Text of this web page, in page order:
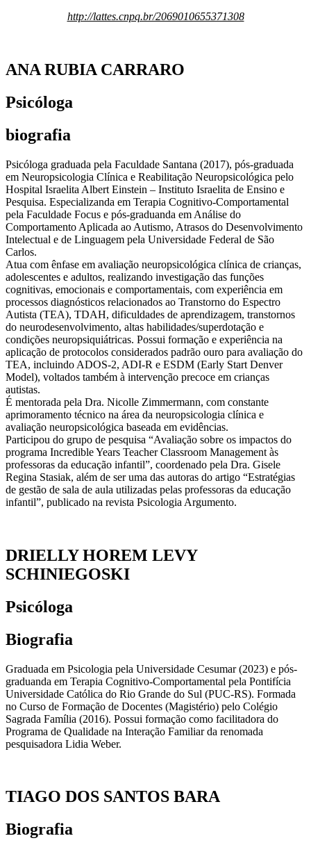
http://lattes.cnpq.br/2069010655371308
ANA RUBIA CARRARO
Psicóloga
biografia
Psicóloga graduada pela Faculdade Santana (2017), pós-graduada
em Neuropsicologia Clínica e Reabilitação Neuropsicológica pelo
Hospital Israelita Albert Einstein – Instituto Israelita de Ensino e
Pesquisa. Especializanda em Terapia Cognitivo-Comportamental
pela Faculdade Focus e pós-graduanda em Análise do
Comportamento Aplicada ao Autismo, Atrasos do Desenvolvimento
Intelectual e de Linguagem pela Universidade Federal de São
Carlos.
Atua com ênfase em avaliação neuropsicológica clínica de crianças,
adolescentes e adultos, realizando investigação das funções
cognitivas, emocionais e comportamentais, com experiência em
processos diagnósticos relacionados ao Transtorno do Espectro
Autista (TEA), TDAH, dificuldades de aprendizagem, transtornos
do neurodesenvolvimento, altas habilidades/superdotação e
condições neuropsiquiátricas. Possui formação e experiência na
aplicação de protocolos considerados padrão ouro para avaliação do
TEA, incluindo ADOS-2, ADI-R e ESDM (Early Start Denver
Model), voltados também à intervenção precoce em crianças
autistas.
É mentorada pela Dra. Nicolle Zimmermann, com constante
aprimoramento técnico na área da neuropsicologia clínica e
avaliação neuropsicológica baseada em evidências.
Participou do grupo de pesquisa “Avaliação sobre os impactos do
programa Incredible Years Teacher Classroom Management às
professoras da educação infantil”, coordenado pela Dra. Gisele
Regina Stasiak, além de ser uma das autoras do artigo “Estratégias
de gestão de sala de aula utilizadas pelas professoras da educação
infantil”, publicado na revista Psicologia Argumento.
DRIELLY HOREM LEVY
SCHINIEGOSKI
Psicóloga
Biografia
Graduada em Psicologia pela Universidade Cesumar (2023) e pós-
graduanda em Terapia Cognitivo-Comportamental pela Pontifícia
Universidade Católica do Rio Grande do Sul (PUC-RS). Formada
no Curso de Formação de Docentes (Magistério) pelo Colégio
Sagrada Família (2016). Possui formação como facilitadora do
Programa de Qualidade na Interação Familiar da renomada
pesquisadora Lidia Weber.
TIAGO DOS SANTOS BARA
Biografia